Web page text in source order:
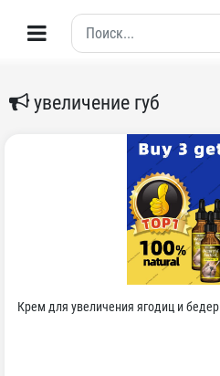
увеличение губ
Крем для увеличения ягодиц и бедер